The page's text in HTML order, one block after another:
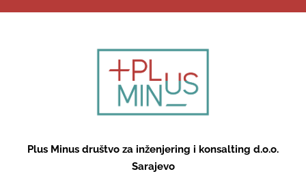
Plus Minus društvo za inženjering i konsalting d.o.o.
Sarajevo